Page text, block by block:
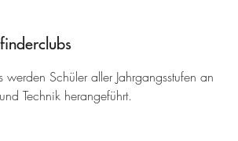
werden Schüler aller Jahrgangsstufen an
Technik herangeführt.